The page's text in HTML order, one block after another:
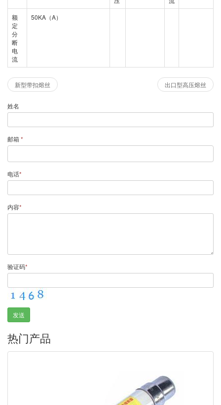
额
定
分
断
电
流
50KA（A）
新型带扣熔丝 出口型高压熔丝
姓名
邮箱 *
电话*
内容*
验证码*
发送
热门产品